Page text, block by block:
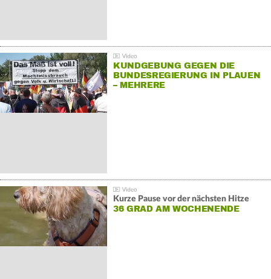
KUNDGEBUNG GEGEN DIE
BUNDESREGIERUNG IN PLAUEN
– MEHRERE
Kurze Pause vor der nächsten Hitze
36 GRAD AM WOCHENENDE